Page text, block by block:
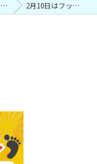
2月10日はフットケアの日👣